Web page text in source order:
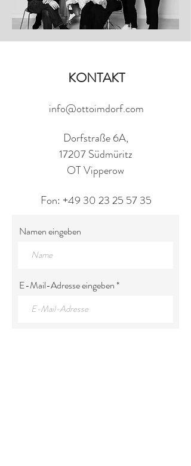
KONTAKT
info@ottoimdorf.com
Dorfstraße 6A,
17207 Südmüritz
OT Vipperow
Fon: +49 30 23 25 57 35
Namen eingeben
E-Mail-Adresse eingeben